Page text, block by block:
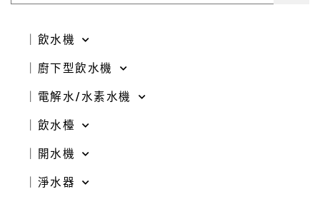
｜飲水機
｜廚下型飲水機
｜電解水/水素水機
｜飲水檯
｜開水機
｜淨水器